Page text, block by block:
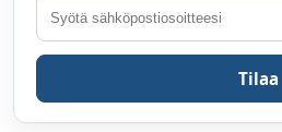
Tilaa